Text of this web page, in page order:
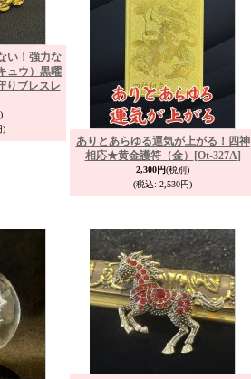
い！強力な
ュウ）黒曜
りブレスレ
)
ありとあらゆる運気が上がる！四神
相応★黄金護符（金）
[Ot-327A]
2,300円(税別)
(税込: 2,530円)